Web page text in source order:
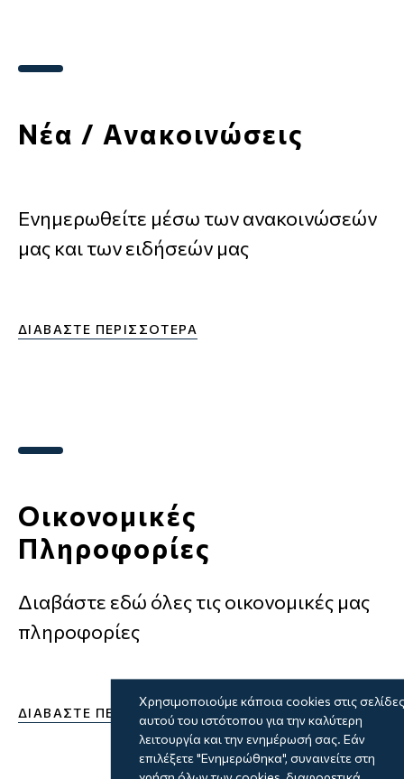
Νέα / Ανακοινώσεις
Ενημερωθείτε μέσω των ανακοινώσεών
μας και των ειδήσεών μας
ΔΙΑΒΑΣΤΕ ΠΕΡΙΣΣΟΤΕΡΑ
Οικονομικές
Πληροφορίες
Διαβάστε εδώ όλες τις οικονομικές μας
πληροφορίες
ΔΙΑΒΑΣΤΕ ΠΕΡΙΣΣΟΤΕΡΑ
Χρησιμοποιούμε κάποια cookies στις σελίδες
αυτού του ιστότοπου για την καλύτερη
λειτουργία και την ενημέρωσή σας. Εάν
επιλέξετε "Ενημερώθηκα", συναινείτε στη